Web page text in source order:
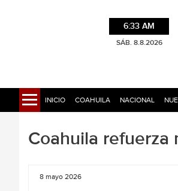
6:33 AM
SÁB. 8.8.2026
INICIO COAHUILA NACIONAL
Coahuila refuerza
8 mayo 2026